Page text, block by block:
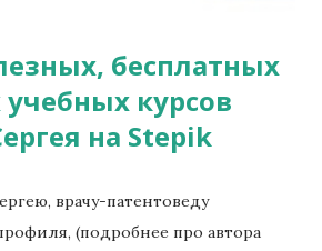
бесплатных
курсов
на Stepik
врачу-патентоведу
(подробнее про автора